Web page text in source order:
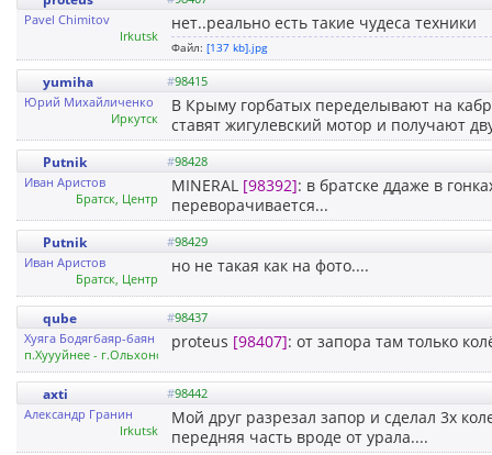
Pavel Chimitov
Irkutsk
нет..реально есть такие чудеса техники
Файл: [137 kb].jpg
yumiha #98415
Юрий Михайличенко
Иркутск
В Крыму горбатых переделывают на
ставят жигулевский мотор и получают
Putnik #98428
Иван Аристов
Братск, Центр
MINERAL [98392]: в братске ддаже в
переворачивается...
Putnik #98429
Иван Аристов
Братск, Центр
но не такая как на фото....
qube #98437
Xуяга Бодягбаяр-баян
п.Хуууйнее - г.Ольхонск - г.Урбаан-Батоонск
proteus [98407]: от запора там только
axti #98442
Александр Гранин
Irkutsk
Мой друг разрезал запор и сделал 3х
передняя часть вроде от урала....